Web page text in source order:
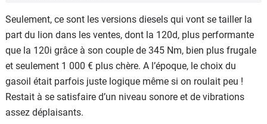
Seulement, ce sont les versions diesels qui vont se tailler la
part du lion dans les ventes, dont la 120d, plus performante
que la 120i grâce à son couple de 345 Nm, bien plus frugale
et seulement 1 000 € plus chère. A l’époque, le choix du
gasoil était parfois juste logique même si on roulait peu !
Restait à se satisfaire d’un niveau sonore et de vibrations
assez déplaisants.